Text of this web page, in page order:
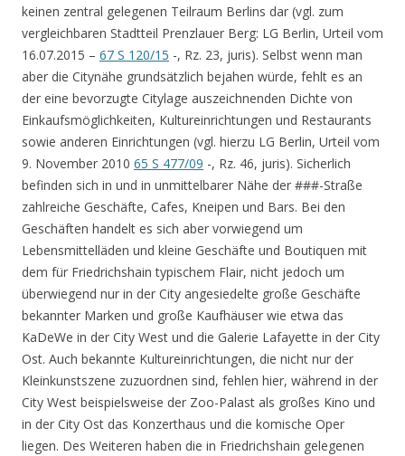
keinen zentral gelegenen Teilraum Berlins dar (vgl. zum
vergleichbaren Stadtteil Prenzlauer Berg: LG Berlin, Urteil vom
16.07.2015 – 67 S 120/15 -, Rz. 23, juris). Selbst wenn man
aber die Citynähe grundsätzlich bejahen würde, fehlt es an
der eine bevorzugte Citylage auszeichnenden Dichte von
Einkaufsmöglichkeiten, Kultureinrichtungen und Restaurants
sowie anderen Einrichtungen (vgl. hierzu LG Berlin, Urteil vom
9. November 2010 65 S 477/09 -, Rz. 46, juris). Sicherlich
befinden sich in und in unmittelbarer Nähe der ###-Straße
zahlreiche Geschäfte, Cafes, Kneipen und Bars. Bei den
Geschäften handelt es sich aber vorwiegend um
Lebensmittelläden und kleine Geschäfte und Boutiquen mit
dem für Friedrichshain typischem Flair, nicht jedoch um
überwiegend nur in der City angesiedelte große Geschäfte
bekannter Marken und große Kaufhäuser wie etwa das
KaDeWe in der City West und die Galerie Lafayette in der City
Ost. Auch bekannte Kultureinrichtungen, die nicht nur der
Kleinkunstszene zuzuordnen sind, fehlen hier, während in der
City West beispielsweise der Zoo-Palast als großes Kino und
in der City Ost das Konzerthaus und die komische Oper
liegen. Des Weiteren haben die in Friedrichshain gelegenen